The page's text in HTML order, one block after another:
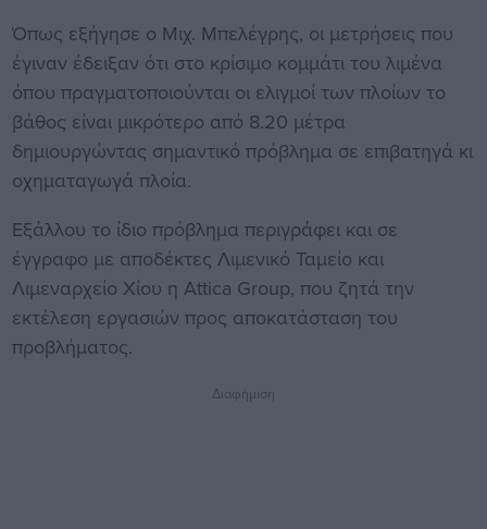
Όπως εξήγησε ο Μιχ. Μπελέγρης, οι μετρήσεις που
έγιναν έδειξαν ότι στο κρίσιμο κομμάτι του λιμένα
όπου πραγματοποιούνται οι ελιγμοί των πλοίων το
βάθος είναι μικρότερο από 8.20 μέτρα
δημιουργώντας σημαντικό πρόβλημα σε επιβατηγά κι
οχηματαγωγά πλοία.
Εξάλλου το ίδιο πρόβλημα περιγράφει και σε
έγγραφο με αποδέκτες Λιμενικό Ταμείο και
Λιμεναρχείο Χίου η Attica Group, που ζητά την
εκτέλεση εργασιών προς αποκατάσταση του
προβλήματος.
Διαφήμιση